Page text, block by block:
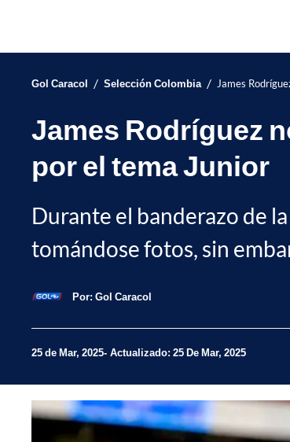
Gol Caracol / Selección Colombia / James
James Rodríguez
por el tema Junior
Durante el banderazo de
tomándose fotos, sin
Por: Gol Caracol
25 de Mar, 2025 Actualizado: 25 De Mar, 2025